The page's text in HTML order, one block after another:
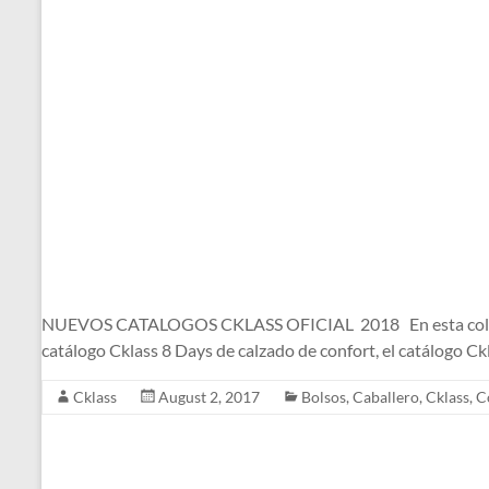
NUEVOS CATALOGOS CKLASS OFICIAL 2018 En esta
catálogo Cklass 8 Days de calzado de confort, el catálogo
Cklass August 2, 2017 Bolsos, Caballero, Cklass,